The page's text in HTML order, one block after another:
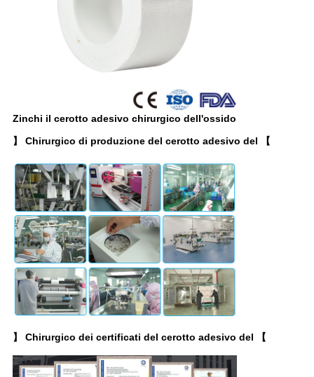
Zinchi il cerotto adesivo chirurgico dell'ossido
】 Chirurgico di produzione del cerotto adesivo del 【
】 Chirurgico dei certificati del cerotto adesivo del 【